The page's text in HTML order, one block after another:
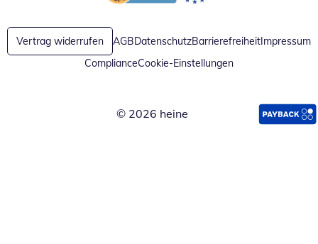
Öffnet in neuem FensterÖffnet in neuem Fenster
Vertrag widerrufen AGBDatenschutzBarrierefreiheitImpressum
ComplianceCookie-Einstellungen
© 2026 heine